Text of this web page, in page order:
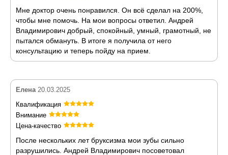
Мне доктор очень понравился. Он всё сделал на 200%,
чтобы мне помочь. На мои вопросы ответил. Андрей
Владимирович добрый, спокойный, умный, грамотный, не
пытался обмануть. В итоге я получила от него
консультацию и теперь пойду на прием.
Елена 20.03.2025
Квалификация
Внимание
Цена-качество
После нескольких лет бруксизма мои зубы сильно
разрушились. Андрей Владимирович посоветовал